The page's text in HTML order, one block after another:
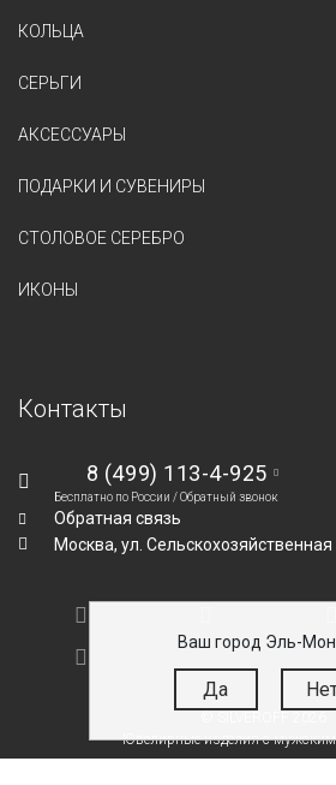
Ваш город Эль-
Да
КОЛЬЦА
СЕРЬГИ
АКСЕССУАРЫ
ПОДАРКИ И СУВЕНИРЫ
СТОЛОВОЕ СЕРЕБРО
ИКОНЫ
Контакты
8 (499) 113-4-925
Бесплатно по России /Обратный звонок
Обратная связь
Москва, ул.
Ювелирные изделия с мужским